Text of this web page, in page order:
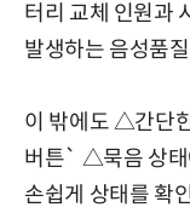
터리 교체 인원과
발생하는 음성품
이 밖에도 △간단
버튼` △묵음 상태
손쉽게 상태를 확